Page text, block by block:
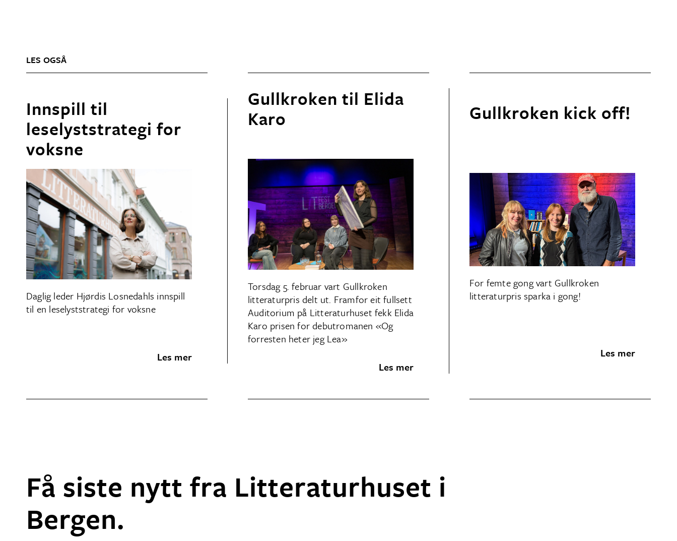
LES OGSÅ
Innspill til
leselyststrategi for
voksne
Daglig leder Hjørdis Losnedahls innspill
til en leselyststrategi for voksne
Les mer
Gullkroken til Elida
Karo
Torsdag 5. februar vart Gullkroken
litteraturpris delt ut. Framfor eit fullsett
Auditorium på Litteraturhuset fekk Elida
Karo prisen for debutromanen «Og
forresten heter jeg Lea»
Les mer
Gullkroken kick off!
For femte gong vart Gullkroken
litteraturpris sparka i gong!
Les mer
Få siste nytt fra Litteraturhuset i
Bergen.